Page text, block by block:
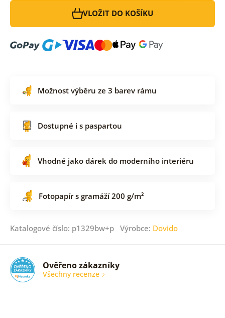
VLOŽIT DO KOŠÍKU
Možnost výběru ze 3 barev rámu
Dostupné i s paspartou
Vhodné jako dárek do moderního interiéru
Fotopapír s gramáží 200 g/m²
Katalogové číslo: p1329bw+p Výrobce: Dovido
Ověřeno zákazníky
Všechny recenze